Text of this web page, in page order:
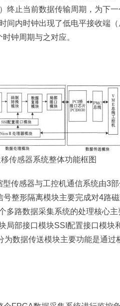
终止当前数据传输周期，为下
间内时钟出现了低电平接收端
钟周期与之对应。
传感器系统整体功能框图
感器与工控机通信系统由3部
整形隔离模块主要完成对4路
多路数据采集系统的处理核心
局部接口模块SSI配置接口模
数据传送模块主要功能是通过